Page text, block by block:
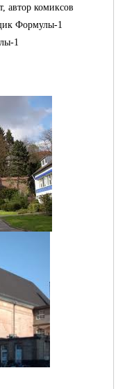
автор комиксов
Формулы-1
1